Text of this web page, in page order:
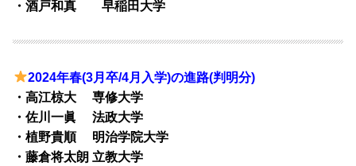
・酒戸和真 早稲田大学
2024年春(3月卒/4月入学)の進路(判明分)
・高江椋大 専修大学
・佐川一眞 法政大学
・植野貴順 明治学院大学
・藤倉将太朗 立教大学